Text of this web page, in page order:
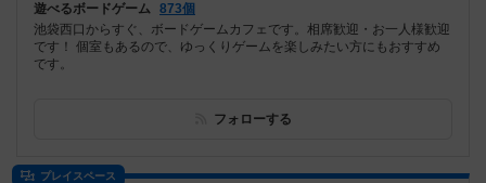
遊べるボードゲーム 873個
池袋西口からすぐ、ボードゲームカフェです。相席歓迎・お一人様歓迎
です！ 個室もあるので、ゆっくりゲームを楽しみたい方にもおすすめ
です。
フォローする
プレイスペース